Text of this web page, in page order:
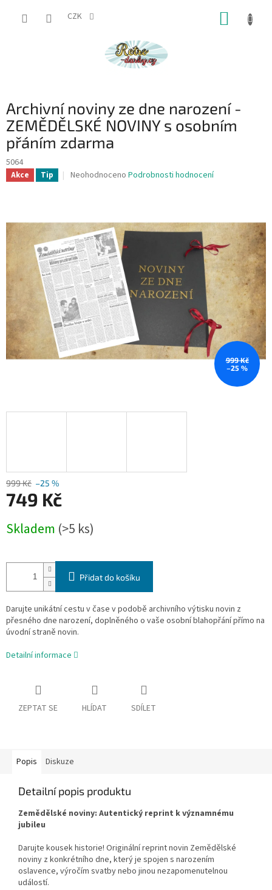
CZK
Archivní noviny ze dne narození -
ZEMĚDĚLSKÉ NOVINY s osobním
přáním zdarma
5064
Akce Tip
Průměrné
0,0
5
hvězdiček.
Neohodnoceno Podrobnosti hodnocení
999 Kč
–25 %
999 Kč –25 %
749 Kč
cena:
Skladem (>5 ks)
Přidat do košíku
Darujte unikátní cestu v čase v podobě archivního výtisku novin z
přesného dne narození, doplněného o vaše osobní blahopřání přímo na
úvodní straně novin.
Detailní informace
ZEPTAT SE HLÍDAT SDÍLET
Popis Diskuze
Detailní popis produktu
Zemědělské noviny: Autentický reprint k významnému
jubileu
Darujte kousek historie! Originální reprint novin Zemědělské
noviny z konkrétního dne, který je spojen s narozením
oslavence, výročím svatby nebo jinou nezapomenutelnou
událostí.